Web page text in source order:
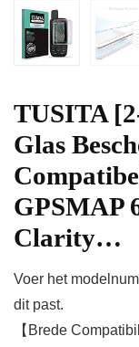
TUSITA
Glas
GPSMAP
Clarity…
Voer het
dit past.
【Brede